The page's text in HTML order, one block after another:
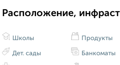
Расположение,
Школы
Дет. сады
Продукты
Банкоматы